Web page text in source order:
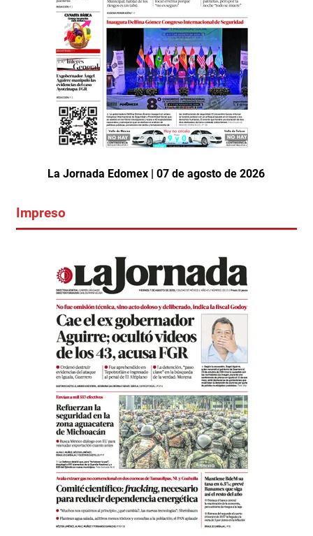
La Jornada Edomex | 07 de agosto de 2026
Impreso